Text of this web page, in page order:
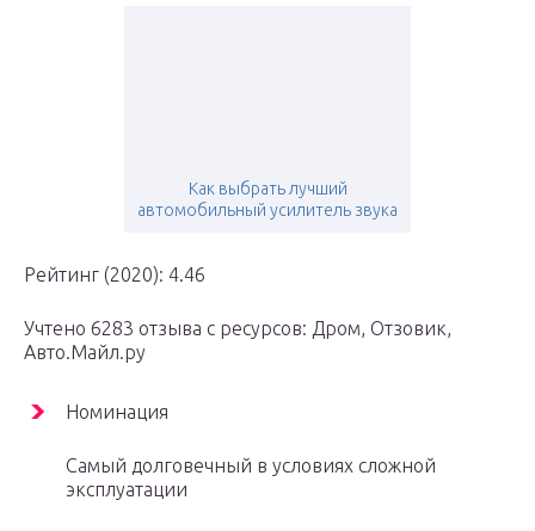
Как выбрать лучший
автомобильный усилитель звука
Рейтинг (2020): 4.46
Учтено 6283 отзыва с ресурсов: Дром, Отзовик,
Авто.Майл.ру
Номинация
Самый долговечный в условиях сложной
эксплуатации